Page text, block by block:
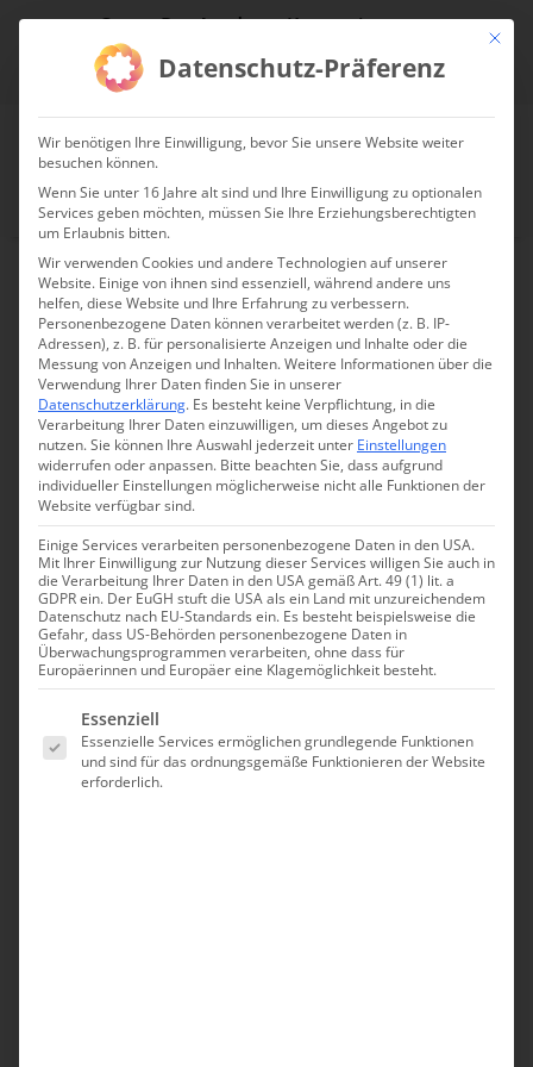
CopterPro Academy Kategorie
Jetzt Online Schulungen entdecken
Pulsar Merger LRF XL50
Lieferzeit:Produkt wurde nachbestellt. Vorbestellung: Produkt in
Warenkorb legen und direkte Banküberweisung wählen. Wir
lassen Ihnen dann eine Auftragsbestätigung zukommen.
Mit
Datenschutz-Präferenz
Wir benötigen Ihre Einwilligung, bevor Sie unsere Website weiter
besuchen können.
Wenn Sie unter 16 Jahre alt sind und Ihre Einwilligung zu optionalen
Services geben möchten, müssen Sie Ihre Erziehungsberechtigten
um Erlaubnis bitten.
Wir verwenden Cookies und andere Technologien auf unserer
Website. Einige von ihnen sind essenziell, während andere uns
helfen, diese Website und Ihre Erfahrung zu verbessern.
Personenbezogene Daten können verarbeitet werden (z. B. IP-
Adressen), z. B. für personalisierte Anzeigen und Inhalte oder die
Messung von Anzeigen und Inhalten.Weitere Informationen über die
Verwendung Ihrer Daten finden Sie in unserer
Datenschutzerklärung. Es besteht keine Verpflichtung, in die
Verarbeitung Ihrer Daten einzuwilligen, um dieses Angebot zu
nutzen.Sie können Ihre Auswahl jederzeit unter Einstellungen
widerrufen oder anpassen. Bitte beachten Sie, dass aufgrund
individueller Einstellungen möglicherweise nicht alle Funktionen der
Website verfügbar sind.
Einige Services verarbeiten personenbezogene Daten in den USA.
Mit Ihrer Einwilligung zur Nutzung dieser Services willigen Sie auch in
die Verarbeitung Ihrer Daten in den USA gemäß Art. 49 (1) lit. a
GDPR ein. Der EuGH stuft die USA als ein Land mit unzureichendem
Datenschutz nach EU-Standards ein. Es besteht beispielsweise die
Gefahr, dass US-Behörden personenbezogene Daten in
Überwachungsprogrammen verarbeiten, ohne dass für
Europäerinnen und Europäer eine Klagemöglichkeit besteht.
Es folgt eine Liste der Service-Gruppen, für die eine Einwilligung
Essenziell
Essenzielle Services ermöglichen grundlegende Funktionen
und sind für das ordnungsgemäße Funktionieren der Website
erforderlich.